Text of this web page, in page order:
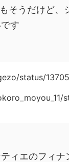
そうだけど、
す
status/
ィエのフィナ